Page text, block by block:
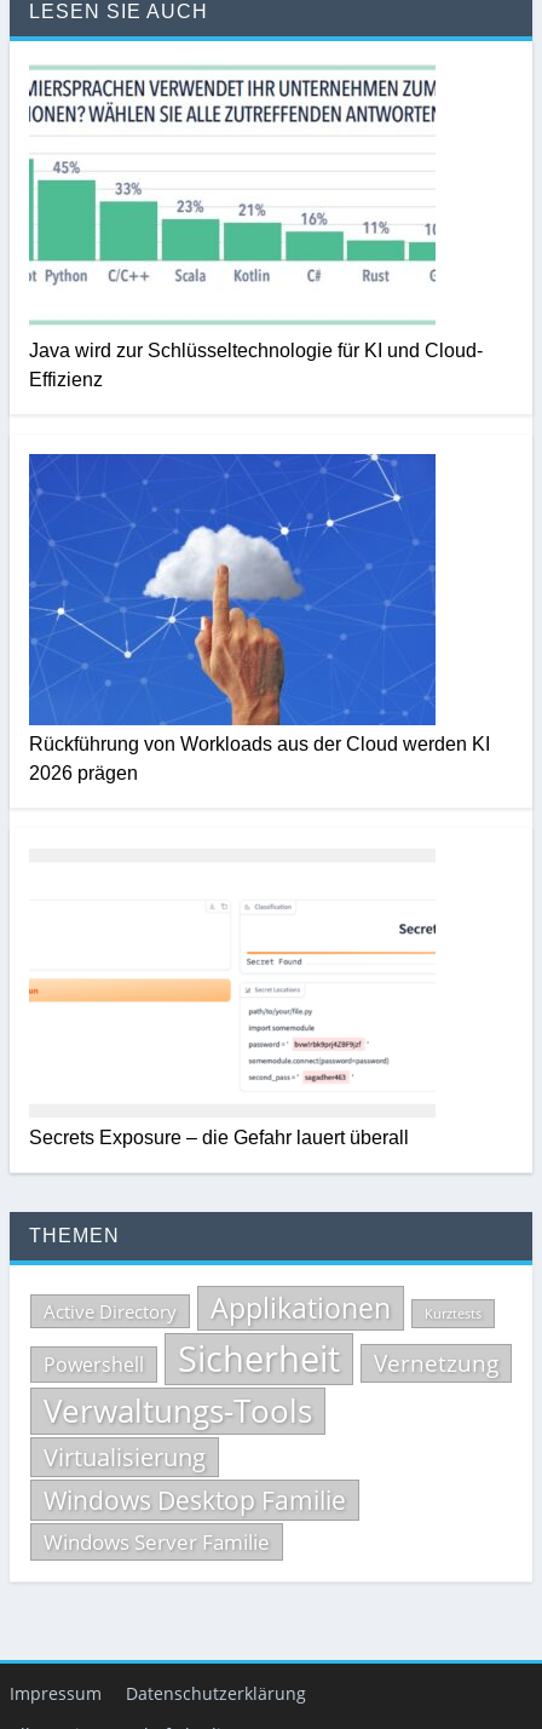
LESEN SIE AUCH
Java wird zur Schlüsseltechnologie für KI und Cloud-
Effizienz
Rückführung von Workloads aus der Cloud werden KI
2026 prägen
Secrets Exposure – die Gefahr lauert überall
THEMEN
Active Directory Applikationen Kurztests
Powershell Sicherheit Vernetzung
Verwaltungs-Tools
Virtualisierung
Windows Desktop Familie
Windows Server Familie
Impressum
Datenschutzerklärung